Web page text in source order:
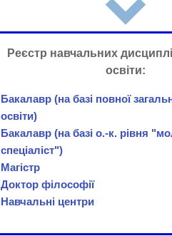
Реєстр навчальних
освіти:
Бакалавр (на базі повної
освіти)
Бакалавр (на базі о.-к. рівня
спеціаліст")
Магістр
Доктор філософії
Навчальні центри